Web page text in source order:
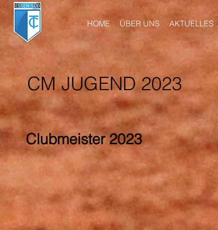
HOME ÜBER UNS AKTUELLES
CM JUGEND 2023
Clubmeister 2023